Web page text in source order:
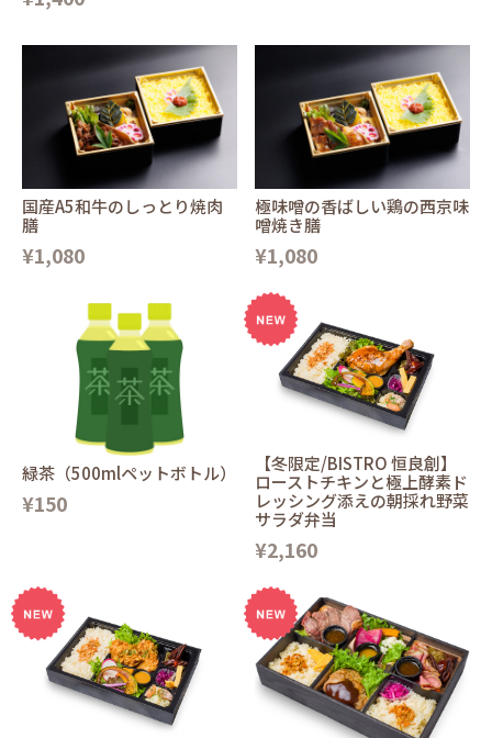
国産A5和牛のしっとり焼肉
膳
¥1,080
極味噌の香ばしい鶏の西京味
噌焼き膳
¥1,080
緑茶（500mlペットボトル）
¥150
【冬限定/BISTRO 恒良創】
ローストチキンと極上酵素ド
レッシング添えの朝採れ野菜
サラダ弁当
¥2,160